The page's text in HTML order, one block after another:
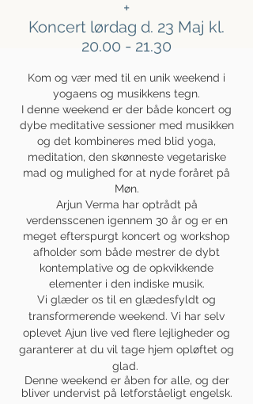
Kom og vær med til en unik weekend i
yogaens og musikkens tegn.
I denne weekend er der både koncert og
dybe meditative sessioner med musikken
og det kombineres med blid yoga,
meditation, den skønneste vegetariske
mad og mulighed for at nyde foråret på
Møn.
Arjun Verma har optrådt på
verdensscenen igennem 30 år og er en
meget efterspurgt koncert og workshop
afholder som både mestrer de dybt
kontemplative og de opkvikkende
elementer i den indiske musik.
Vi glæder os til en glædesfyldt og
transformerende weekend. Vi har selv
oplevet Ajun live ved flere lejligheder og
garanterer at du vil tage hjem opløftet og
glad.
Denne weekend er åben for alle, og der
bliver undervist på letforståeligt engelsk.
+
Koncert lørdag d. 23 Maj kl.
20.00 - 21.30